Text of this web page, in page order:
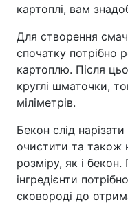
картоплі, вам
Для створення
спочатку потрібно
картоплю. Після
круглі шматочки,
міліметрів.
Бекон слід
очистити та також
розміру, як і
інгредієнти
сковороді до